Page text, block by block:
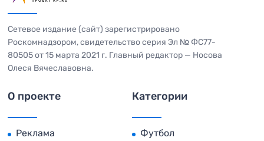
Сетевое издание (сайт) зарегистрировано
Роскомнадзором, свидетельство серия Эл № ФС77-
80505 от 15 марта 2021 г. Главный редактор — Носова
Олеся Вячеславовна.
О проекте
Реклама
Категории
Футбол